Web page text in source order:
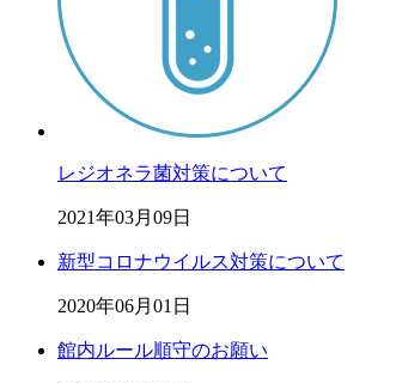
レジオネラ菌対策について
2021年03月09日
新型コロナウイルス対策について
2020年06月01日
館内ルール順守のお願い